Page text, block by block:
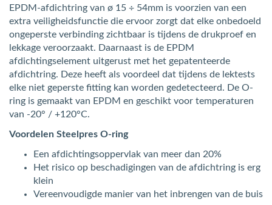
EPDM-afdichtring van ø 15 ÷ 54mm is voorzien van een
extra veiligheidsfunctie die ervoor zorgt dat elke onbedoeld
ongeperste verbinding zichtbaar is tijdens de drukproef en
lekkage veroorzaakt. Daarnaast is de EPDM
afdichtingselement uitgerust met het gepatenteerde
afdichtring. Deze heeft als voordeel dat tijdens de lektests
elke niet geperste fitting kan worden gedetecteerd. De O-
ring is gemaakt van EPDM en geschikt voor temperaturen
van -20° / +120°C.
Voordelen Steelpres O-ring
Een afdichtingsoppervlak van meer dan 20%
Het risico op beschadigingen van de afdichtring is erg
klein
Vereenvoudigde manier van het inbrengen van de buis